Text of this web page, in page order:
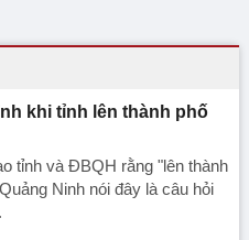
khi tỉnh lên thành phố
tỉnh và ĐBQH rằng "lên thành
Ninh nói đây là câu hỏi